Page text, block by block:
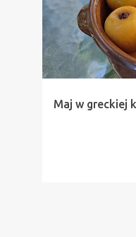
Maj w greckiej